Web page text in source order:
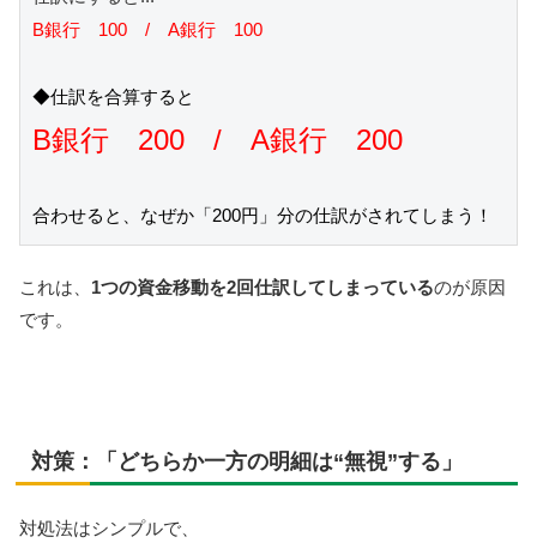
B銀行　100　/　A銀行　100
これは、 1つの資金移動を2回仕訳してしまっているのが原因
です。
対策：「どちらか一方の明細は“無視”する」
対処法はシンプルで、